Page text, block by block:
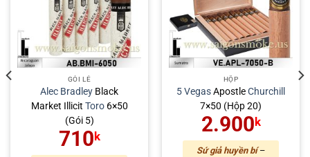
GÓI LẺ
Alec Bradley Black
Market Illicit Toro6×50
(Gói 5)
710 k
HỘP
5 VegasApostleChurchill
7×50 (Hộp 20)
2.900 k
Sứ giả huyền bí–